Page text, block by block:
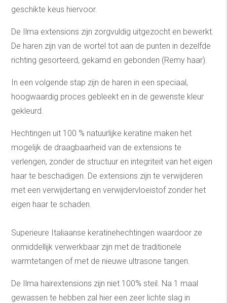
geschikte keus hiervoor.
De Ilma extensions zijn zorgvuldig uitgezocht en bewerkt.
De haren zijn van de wortel tot aan de punten in dezelfde
richting gesorteerd, gekamd en gebonden (Remy haar).
In een volgende stap zijn de haren in een speciaal,
hoogwaardig proces gebleekt en in de gewenste kleur
gekleurd.
Hechtingen uit 100 % natuurlijke keratine maken het
mogelijk de draagbaarheid van de extensions te
verlengen, zonder de structuur en integriteit van het eigen
haar te beschadigen. De extensions zijn te verwijderen
met een verwijdertang en verwijdervloeistof zonder het
eigen haar te schaden.
Superieure Italiaanse keratinehechtingen waardoor ze
onmiddellijk verwerkbaar zijn met de traditionele
warmtetangen of met de nieuwe ultrasone tangen.
De Ilma hairextensions zijn niet 100% steil. Na 1 maal
gewassen te hebben zal hier een zeer lichte slag in